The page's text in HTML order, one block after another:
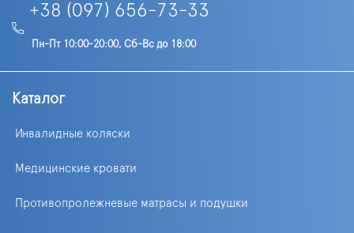
+38 (097) 656-73-33
Пн-Пт 10:00-20:00, Сб-Вс до 18:00
Каталог
Инвалидные коляски
Медицинские кровати
Противопролежневые матрасы и подушки